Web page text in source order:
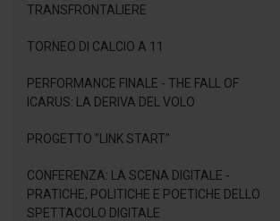
TRANSFRONTALIERE
TORNEO DI CALCIO A 11
PERFORMANCE FINALE - THE FALL OF
ICARUS: LA DERIVA DEL VOLO
PROGETTO "LINK START"
CONFERENZA: LA SCENA DIGITALE -
PRATICHE, POLITICHE E POETICHE DELLO
SPETTACOLO DIGITALE